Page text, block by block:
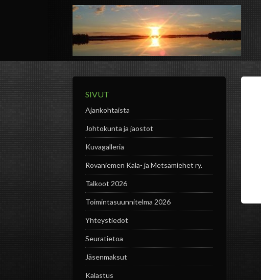
SIVUT
Ajankohtaista
Johtokunta ja jaostot
Kuvagalleria
Rovaniemen Kala- ja Metsämiehet ry.
Talkoot 2026
Toimintasuunnitelma 2026
Yhteystiedot
Seuratietoa
Jäsenmaksut
Kalastus